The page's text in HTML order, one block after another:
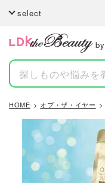
select
by
HOME オブ・ザ・イヤー